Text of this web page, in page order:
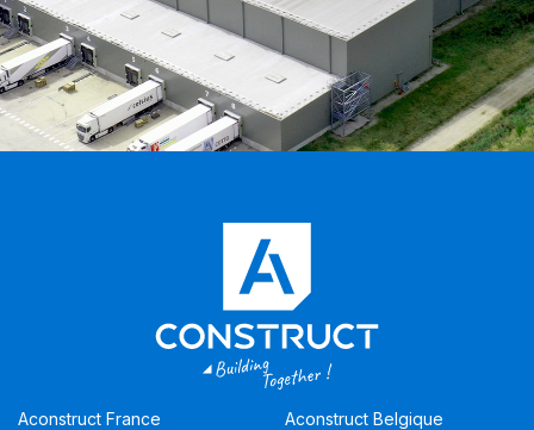
Aconstruct France
Aconstruct Belgique